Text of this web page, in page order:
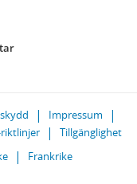
Impressum
Tillgänglighet
Frankrike